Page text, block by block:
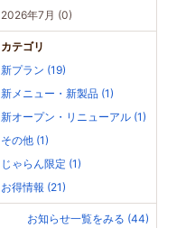
2026年7月 (0)
カテゴリ
新プラン (19)
新メニュー・新製品 (1)
新オープン・リニューアル (1)
その他 (1)
じゃらん限定 (1)
お得情報 (21)
お知らせ一覧をみる (44)